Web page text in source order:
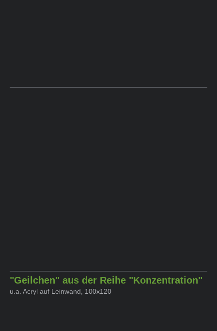
"Geilchen" aus der Reihe "Konzentration"
u.a. Acryl auf Leinwand, 100x120